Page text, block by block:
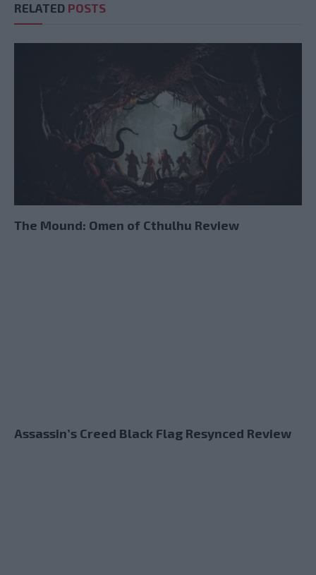
RELATED POSTS
The Mound: Omen of Cthulhu Review
Assassin’s Creed Black Flag Resynced Review